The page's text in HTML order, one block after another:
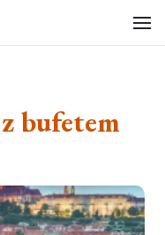
bufetem